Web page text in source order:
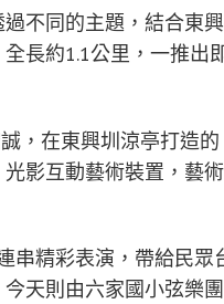
不同的主題，結合東
長約1.1公里，一推出
，在東興圳涼亭打造
影互動藝術裝置，藝
串精彩表演，帶給民眾
天則由六家國小弦樂